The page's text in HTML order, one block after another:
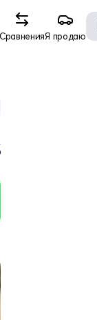
СравненияЯ продаю